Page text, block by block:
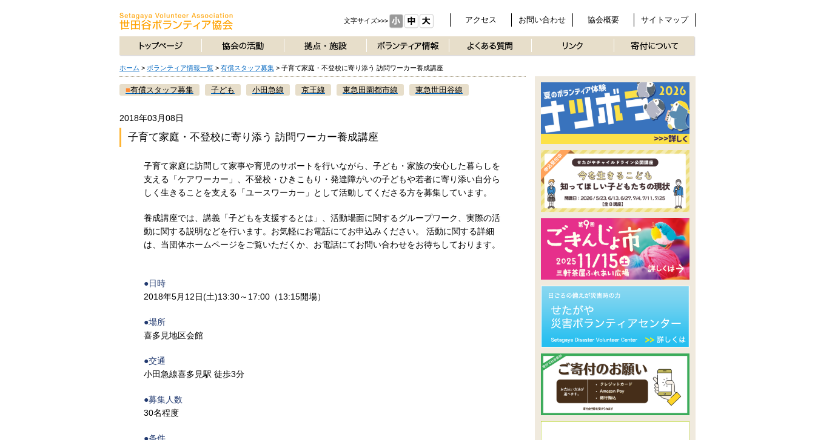
サイトマップ
協会概要
お問い合わせ
アクセス
文字サイズ>>>
ホーム > ボランティア情報一覧 > 有償スタッフ募集 > 子育て家庭・不登校に寄り添う 訪問ワーカー養成講座
■有償スタッフ募集 子ども 小田急線 京王線 東急田園都市線 東急世田谷線
2018年03月08日
子育て家庭・不登校に寄り添う 訪問ワーカー養成講座
子育て家庭に訪問して家事や育児のサポートを行いながら、子ども・家族の安心した暮らしを
支える「ケアワーカー」、不登校・ひきこもり・発達障がいの子どもや若者に寄り添い自分ら
しく生きることを支える「ユースワーカー」として活動してくださる方を募集しています。
養成講座では、講義「子どもを支援するとは」、活動場面に関するグループワーク、実際の活
動に関する説明などを行います。お気軽にお電話にてお申込みください。 活動に関する詳細
は、当団体ホームページをご覧いただくか、お電話にてお問い合わせをお待ちしております。
●日時
2018年5月12日(土)13:30～17:00（13:15開場）
●場所
喜多見地区会館
●交通
小田急線喜多見駅 徒歩3分
●募集人数
30名程度